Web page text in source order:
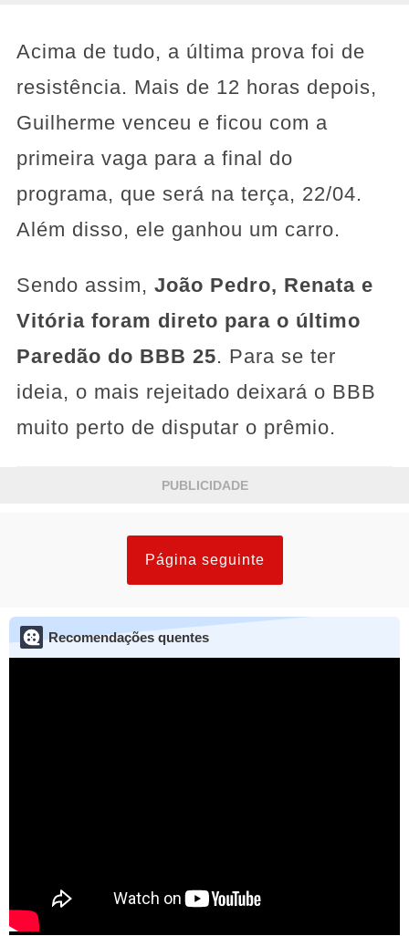
Acima de tudo, a última prova foi de
resistência. Mais de 12 horas depois,
Guilherme venceu e ficou com a
primeira vaga para a final do
programa, que será na terça, 22/04.
Além disso, ele ganhou um carro.
Sendo assim, João Pedro, Renata e
Vitória foram direto para o último
Paredão do BBB 25. Para se ter
ideia, o mais rejeitado deixará o BBB
muito perto de disputar o prêmio.
PUBLICIDADE
Página seguinte
Recomendações quentes